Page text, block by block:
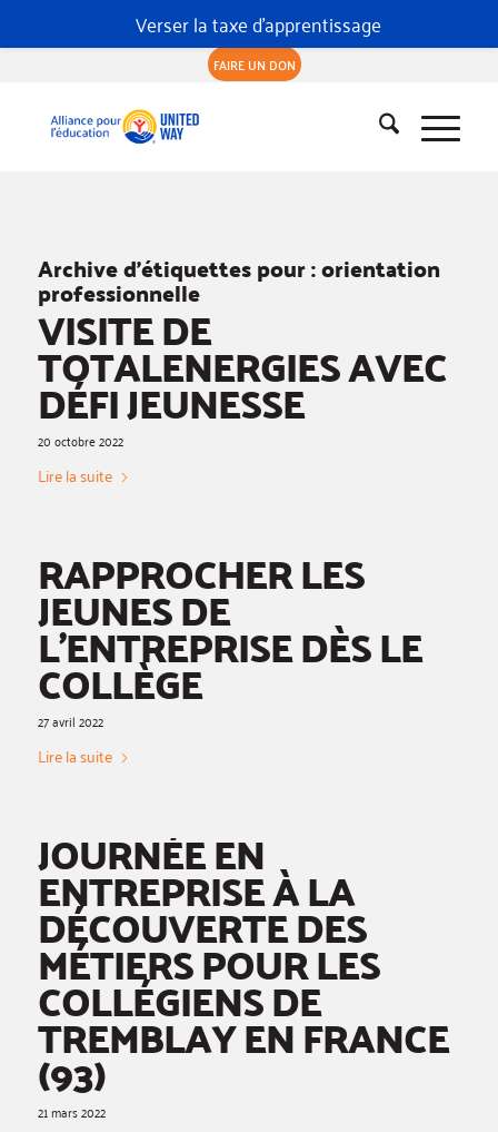
FAIRE UN DON
Archive d’étiquettes pour :orientation
professionnelle
VISITE DE
TOTALENERGIES AVEC
DÉFI JEUNESSE
20 octobre 2022
Lire la suite
RAPPROCHER LES
JEUNES DE
L’ENTREPRISE DÈS LE
COLLÈGE
27 avril 2022
Lire la suite
JOURNÉE EN
ENTREPRISE À LA
DÉCOUVERTE DES
MÉTIERS POUR LES
COLLÉGIENS DE
TREMBLAY EN FRANCE
(93)
21 mars 2022
Verser la taxe d'apprentissage